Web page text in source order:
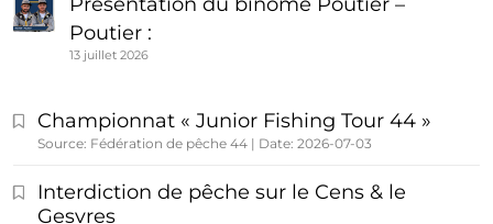
Poutier :
13 juillet 2026
Championnat « Junior Fishing Tour 44 »
Source: Fédération de pêche 44 Date: 2026-07-03
Interdiction de pêche sur le Cens & le
Gesvres